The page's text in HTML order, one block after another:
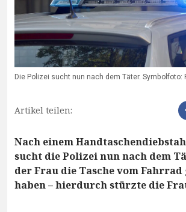
Die Polizei sucht nun nach dem Täter. Symbolfoto:
Artikel teilen:
Nach einem
sucht die Polizei nun nach dem
der Frau die Tasche vom Fahrrad
haben – hierdurch stürzte die